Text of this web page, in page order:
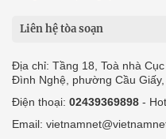
Liên hệ tòa soạn
Địa chỉ: Tầng 18, Toà nhà
Đình Nghệ, phường Cầu Giấy,
Điện thoại: 02439369898 -
Email: